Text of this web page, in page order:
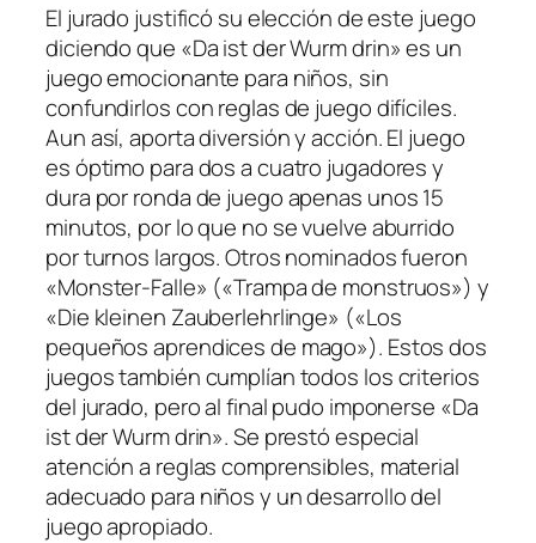
El jurado justificó su elección de este juego
diciendo que «Da ist der Wurm drin» es un
juego emocionante para niños, sin
confundirlos con reglas de juego difíciles.
Aun así, aporta diversión y acción. El juego
es óptimo para dos a cuatro jugadores y
dura por ronda de juego apenas unos 15
minutos, por lo que no se vuelve aburrido
por turnos largos. Otros nominados fueron
«Monster-Falle» («Trampa de monstruos») y
«Die kleinen Zauberlehrlinge» («Los
pequeños aprendices de mago»). Estos dos
juegos también cumplían todos los criterios
del jurado, pero al final pudo imponerse «Da
ist der Wurm drin». Se prestó especial
atención a reglas comprensibles, material
adecuado para niños y un desarrollo del
juego apropiado.